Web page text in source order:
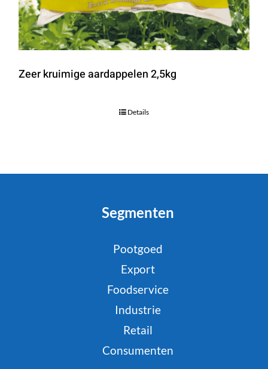
Zeer kruimige aardappelen 2,5kg
Details
Segmenten
Pootgoed
Export
Foodservice
Industrie
Retail
Consumenten